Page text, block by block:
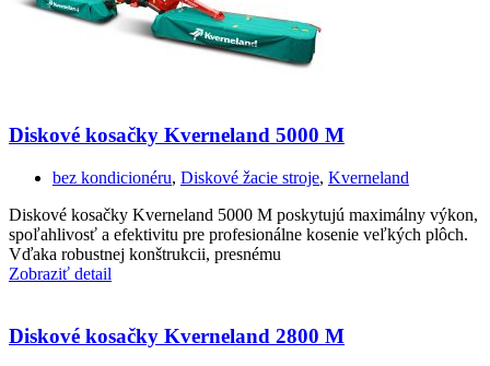
Diskové kosačky Kverneland 5000 M
bez kondicionéru, Diskové žacie stroje, Kverneland
Diskové kosačky Kverneland 5000 M poskytujú maximálny výkon,
spoľahlivosť a efektivitu pre profesionálne kosenie veľkých plôch.
Vďaka robustnej konštrukcii, presnému
Zobraziť detail
Diskové kosačky Kverneland 2800 M